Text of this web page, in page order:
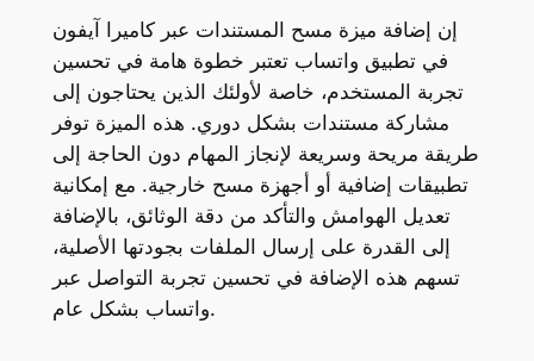
إن إضافة ميزة مسح المستندات عبر كاميرا آيفون
في تطبيق واتساب تعتبر خطوة هامة في تحسين
تجربة المستخدم، خاصة لأولئك الذين يحتاجون إلى
مشاركة مستندات بشكل دوري. هذه الميزة توفر
طريقة مريحة وسريعة لإنجاز المهام دون الحاجة إلى
تطبيقات إضافية أو أجهزة مسح خارجية. مع إمكانية
تعديل الهوامش والتأكد من دقة الوثائق، بالإضافة
إلى القدرة على إرسال الملفات بجودتها الأصلية،
تسهم هذه الإضافة في تحسين تجربة التواصل عبر
واتساب بشكل عام.